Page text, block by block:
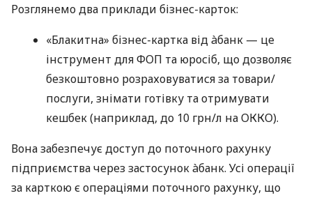
Розглянемо два приклади бізнес-карток:
«Блакитна» бізнес-картка від àбанк — це
інструмент для ФОП та юросіб, що дозволяє
безкоштовно розраховуватися за товари/
послуги, знімати готівку та отримувати
кешбек (наприклад, до 10 грн/л на ОККО).
Вона забезпечує доступ до поточного рахунку
підприємства через застосунок àбанк. Усі операції
за карткою є операціями поточного рахунку, що